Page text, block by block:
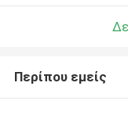
Περίπου εμείς